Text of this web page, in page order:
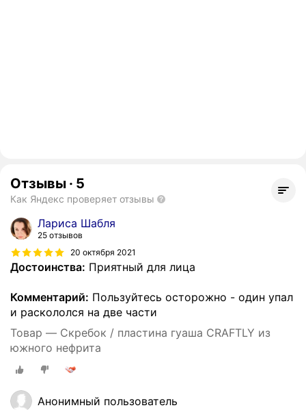
Отзывы · 5
Как Яндекс проверяет отзывы
Лариса Шабля
25 отзывов
20 октября 2021
Достоинства: Приятный для лица
Комментарий: Пользуйтесь осторожно - один упал
и раскололся на две части
Товар — Скребок / пластина гуаша CRAFTLY из
южного нефрита
Анонимный пользователь